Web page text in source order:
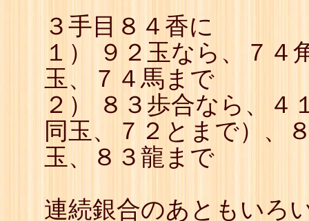
３手目８４香に
１） ９２玉なら、７４
玉、７４馬まで
２） ８３歩合なら、４
同玉、７２とまで）、
玉、８３龍まで
連続銀合のあともいろ